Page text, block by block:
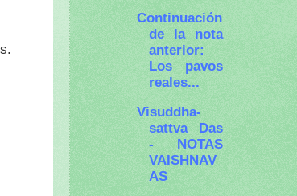
Continuación
de la nota
anterior:
Los pavos
reales...
Visuddha-
sattva Das
- NOTAS
VAISHNAV
AS